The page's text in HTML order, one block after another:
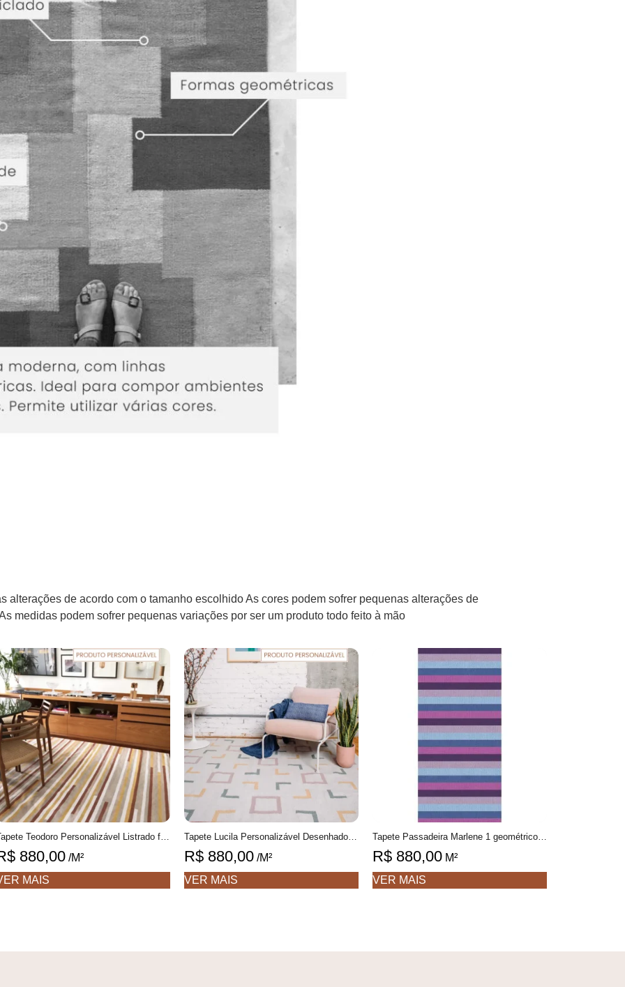
alterações de acordo com o tamanho escolhido As cores podem sofrer pequenas alterações de
medidas podem sofrer pequenas variações por ser um produto todo feito à mão
880,00 /M²
MAIS
R$ 880,00 /M²
VER MAIS
R$ 880,00 M²
VER MAIS